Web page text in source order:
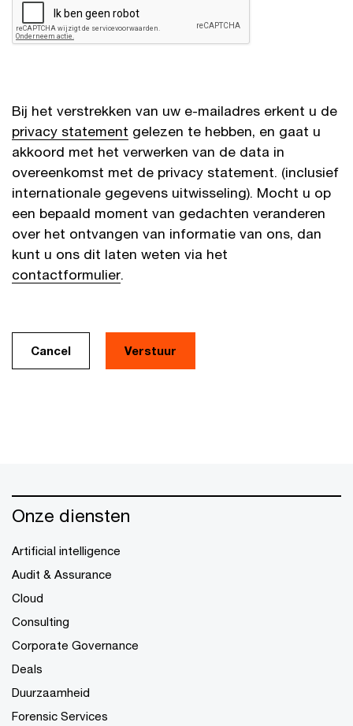
Bij het verstrekken van uw e-mailadres erkent u de
privacy statement gelezen te hebben, en gaat u
akkoord met het verwerken van de data in
overeenkomst met de privacy statement. (inclusief
internationale gegevens uitwisseling). Mocht u op
een bepaald moment van gedachten veranderen
over het ontvangen van informatie van ons, dan
kunt u ons dit laten weten via het
contactformulier.
Cancel
Onze diensten
Artificial intelligence
Audit & Assurance
Cloud
Consulting
Corporate Governance
Deals
Duurzaamheid
Forensic Services